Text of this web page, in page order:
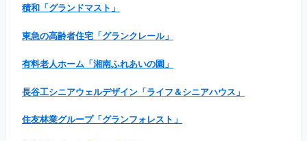
積和「グランドマスト」
東急の高齢者住宅「グランクレール」
有料老人ホーム「湘南ふれあいの園」
長谷工シニアウェルデザイン「ライフ＆シニアハウス」
住友林業グループ「グランフォレスト」